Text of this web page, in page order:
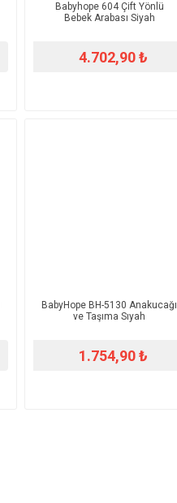
Babyhope 604 Çift Yönlü
Bebek Arabası Siyah
4.702,90 ₺
BabyHope BH-5130 Anakucağı
ve Taşıma Sıyah
1.754,90 ₺